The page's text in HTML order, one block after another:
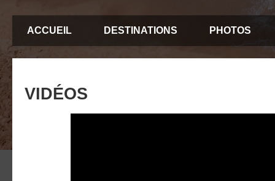
ACCUEIL DESTINATIONS PHOTOS
VIDÉOS